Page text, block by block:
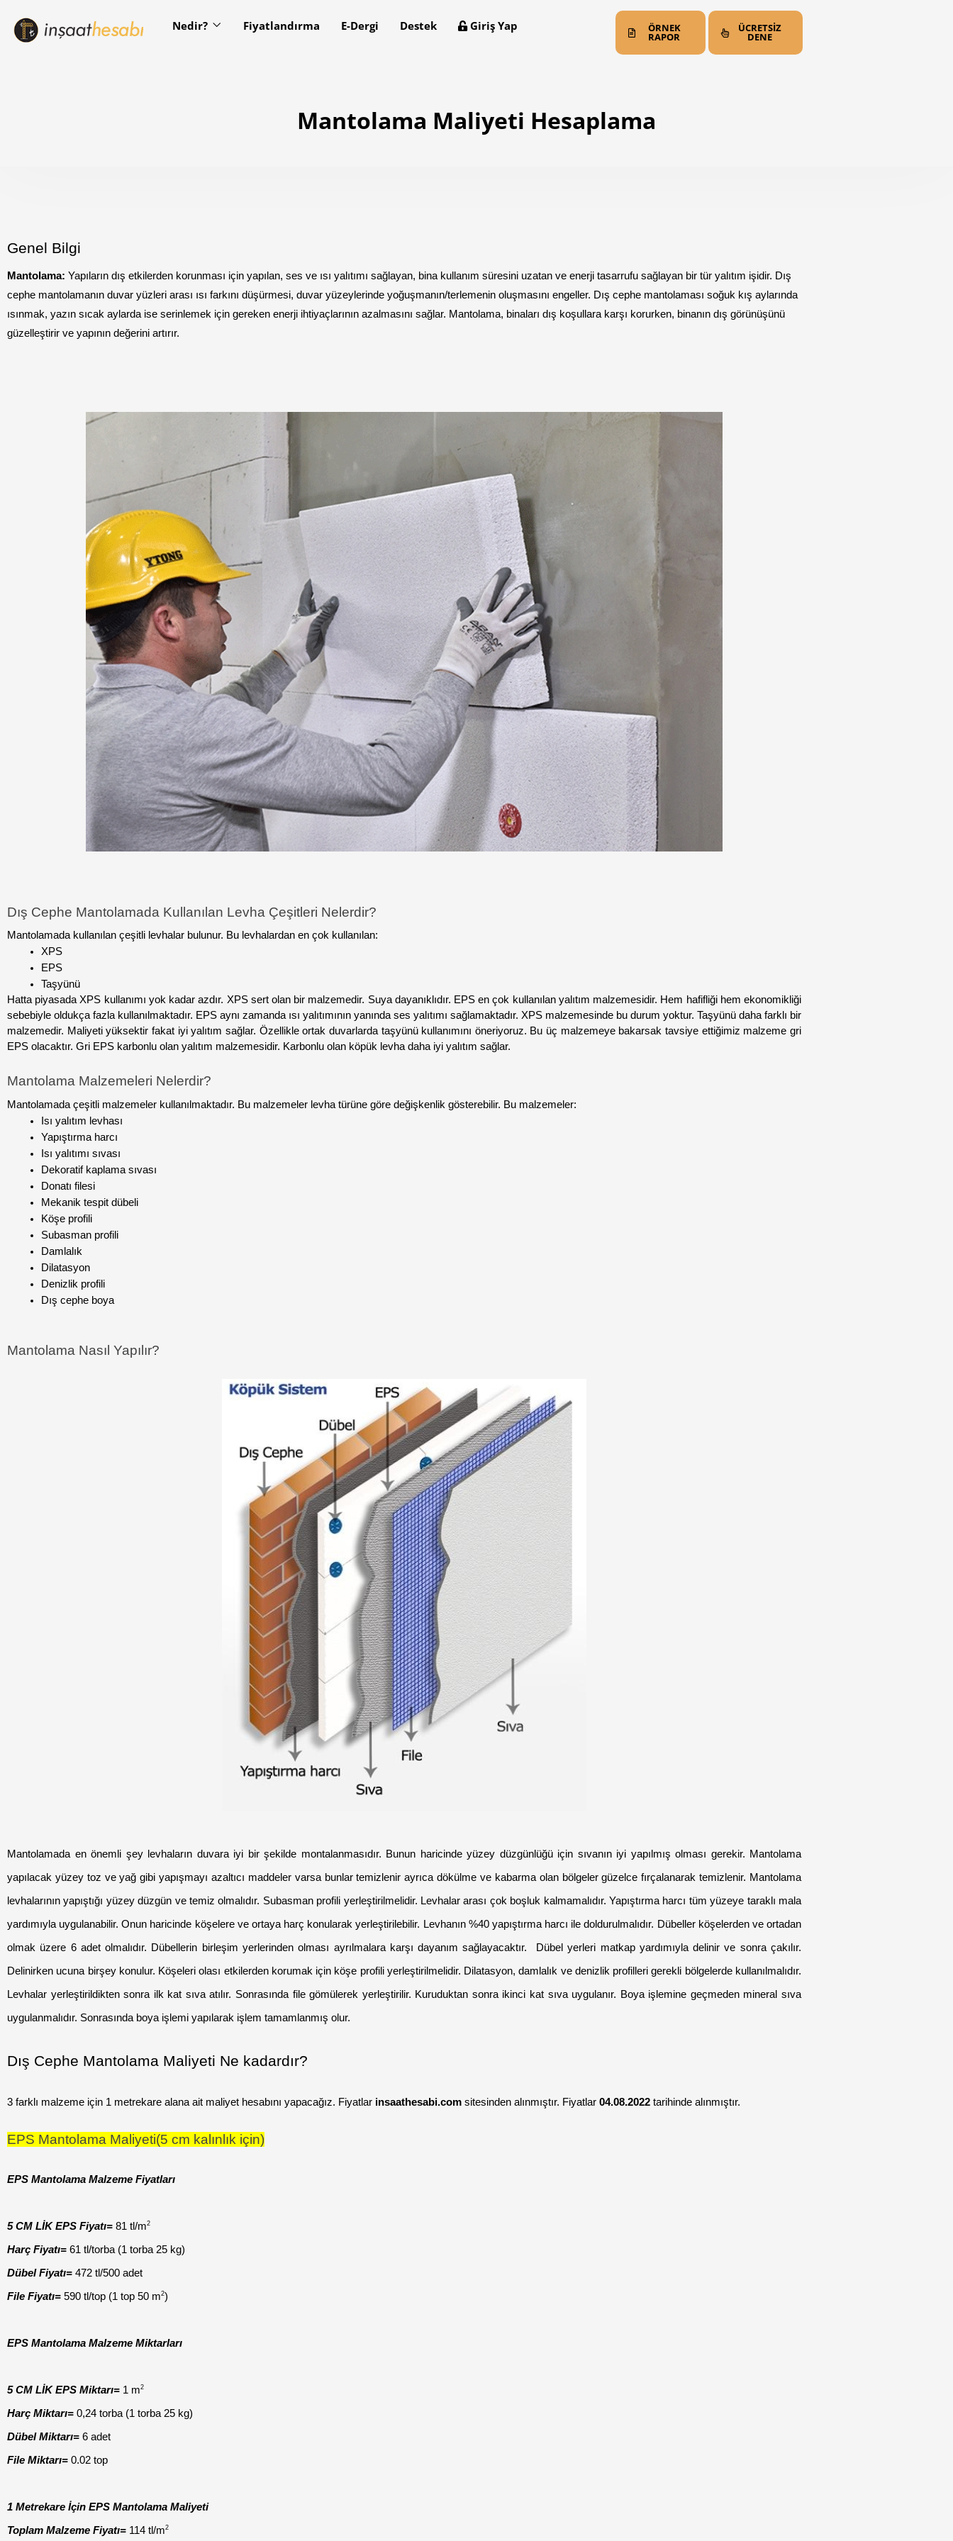
Nedir? Fiyatlandırma E-Dergi Destek Giriş Yap ÖRNEK
RAPOR
ÜCRETSİZ
DENE
Mantolama Maliyeti Hesaplama
Genel Bilgi
Mantolama: Yapıların dış etkilerden korunması için yapılan, ses ve ısı yalıtımı sağlayan, bina kullanım süresini uzatan ve enerji tasarrufu sağlayan bir tür yalıtım işidir. Dış
cephe mantolamanın duvar yüzleri arası ısı farkını düşürmesi, duvar yüzeylerinde yoğuşmanın/terlemenin oluşmasını engeller. Dış cephe mantolaması soğuk kış aylarında
ısınmak, yazın sıcak aylarda ise serinlemek için gereken enerji ihtiyaçlarının azalmasını sağlar. Mantolama, binaları dış koşullara karşı korurken, binanın dış görünüşünü
güzelleştirir ve yapının değerini artırır.
Dış Cephe Mantolamada Kullanılan Levha Çeşitleri Nelerdir?
Mantolamada kullanılan çeşitli levhalar bulunur. Bu levhalardan en çok kullanılan:
XPS
EPS
Taşyünü
Hatta piyasada XPS kullanımı yok kadar azdır. XPS sert olan bir malzemedir. Suya dayanıklıdır. EPS en çok kullanılan yalıtım malzemesidir. Hem hafifliği hem ekonomikliği
sebebiyle oldukça fazla kullanılmaktadır. EPS aynı zamanda ısı yalıtımının yanında ses yalıtımı sağlamaktadır. XPS malzemesinde bu durum yoktur. Taşyünü daha farklı bir
malzemedir. Maliyeti yüksektir fakat iyi yalıtım sağlar. Özellikle ortak duvarlarda taşyünü kullanımını öneriyoruz. Bu üç malzemeye bakarsak tavsiye ettiğimiz malzeme gri
EPS olacaktır. Gri EPS karbonlu olan yalıtım malzemesidir. Karbonlu olan köpük levha daha iyi yalıtım sağlar.
Mantolama Malzemeleri Nelerdir?
Mantolamada çeşitli malzemeler kullanılmaktadır. Bu malzemeler levha türüne göre değişkenlik gösterebilir. Bu malzemeler:
Isı yalıtım levhası
Yapıştırma harcı
Isı yalıtımı sıvası
Dekoratif kaplama sıvası
Donatı filesi
Mekanik tespit dübeli
Köşe profili
Subasman profili
Damlalık
Dilatasyon
Denizlik profili
Dış cephe boya
Mantolama Nasıl Yapılır?
Mantolamada en önemli şey levhaların duvara iyi bir şekilde montalanmasıdır. Bunun haricinde yüzey düzgünlüğü için sıvanın iyi yapılmış olması gerekir. Mantolama
yapılacak yüzey toz ve yağ gibi yapışmayı azaltıcı maddeler varsa bunlar temizlenir ayrıca dökülme ve kabarma olan bölgeler güzelce fırçalanarak temizlenir. Mantolama
levhalarının yapıştığı yüzey düzgün ve temiz olmalıdır. Subasman profili yerleştirilmelidir. Levhalar arası çok boşluk kalmamalıdır. Yapıştırma harcı tüm yüzeye taraklı mala
yardımıyla uygulanabilir. Onun haricinde köşelere ve ortaya harç konularak yerleştirilebilir. Levhanın %40 yapıştırma harcı ile doldurulmalıdır. Dübeller köşelerden ve ortadan
olmak üzere 6 adet olmalıdır. Dübellerin birleşim yerlerinden olması ayrılmalara karşı dayanım sağlayacaktır.  Dübel yerleri matkap yardımıyla delinir ve sonra çakılır.
Delinirken ucuna birşey konulur. Köşeleri olası etkilerden korumak için köşe profili yerleştirilmelidir. Dilatasyon, damlalık ve denizlik profilleri gerekli bölgelerde kullanılmalıdır.
Levhalar yerleştirildikten sonra ilk kat sıva atılır. Sonrasında file gömülerek yerleştirilir. Kuruduktan sonra ikinci kat sıva uygulanır. Boya işlemine geçmeden mineral sıva
uygulanmalıdır. Sonrasında boya işlemi yapılarak işlem tamamlanmış olur.
Dış Cephe Mantolama Maliyeti Ne kadardır?
3 farklı malzeme için 1 metrekare alana ait maliyet hesabını yapacağız. Fiyatlar insaathesabi.com sitesinden alınmıştır. Fiyatlar 04.08.2022 tarihinde alınmıştır.
EPS Mantolama Maliyeti(5 cm kalınlık için)
EPS Mantolama Malzeme Fiyatları
5 CM LİK EPS Fiyatı= 81 tl/m2
Harç Fiyatı= 61 tl/torba (1 torba 25 kg)
Dübel Fiyatı= 472 tl/500 adet
File Fiyatı= 590 tl/top (1 top 50 m2)
EPS Mantolama Malzeme Miktarları
5 CM LİK EPS Miktarı= 1 m2
Harç Miktarı= 0,24 torba (1 torba 25 kg)
Dübel Miktarı= 6 adet
File Miktarı= 0.02 top
1 Metrekare İçin EPS Mantolama Maliyeti
Toplam Malzeme Fiyatı= 114 tl/m2